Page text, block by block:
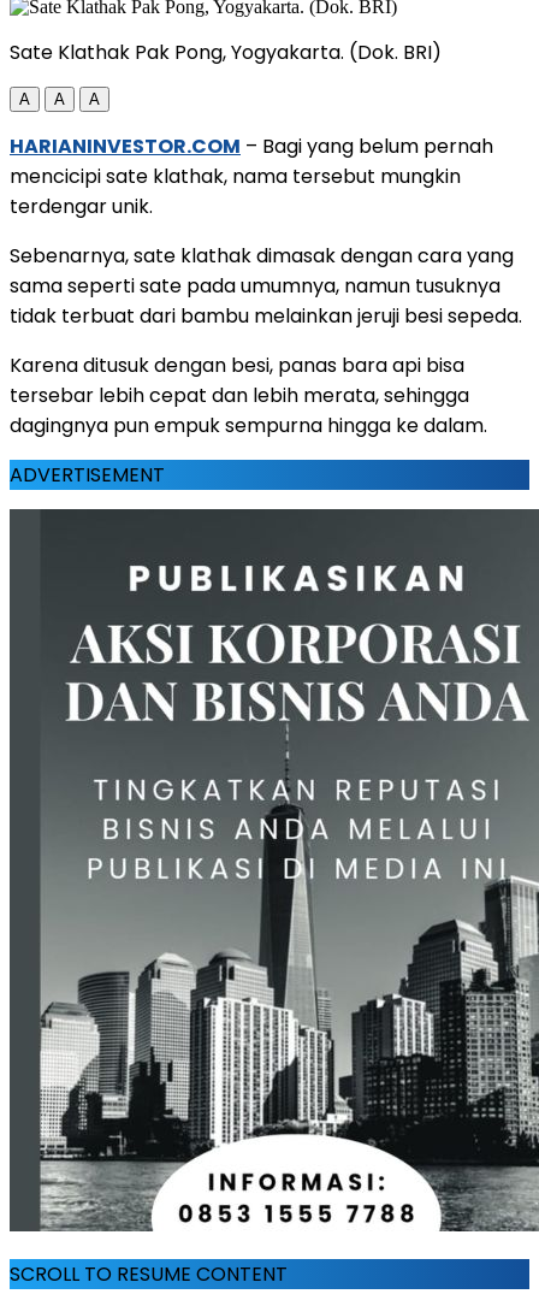
Sate Klathak Pak Pong, Yogyakarta. (Dok. BRI)
A A A
HARIANINVESTOR.COM – Bagi yang belum pernah
mencicipi sate klathak, nama tersebut mungkin
terdengar unik.
Sebenarnya, sate klathak dimasak dengan cara yang
sama seperti sate pada umumnya, namun tusuknya
tidak terbuat dari bambu melainkan jeruji besi sepeda.
Karena ditusuk dengan besi, panas bara api bisa
tersebar lebih cepat dan lebih merata, sehingga
dagingnya pun empuk sempurna hingga ke dalam.
ADVERTISEMENT
SCROLL TO RESUME CONTENT